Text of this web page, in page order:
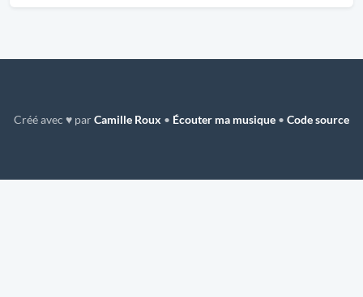
Créé avec ♥ parCamille Roux • Écouter ma musique • Code source